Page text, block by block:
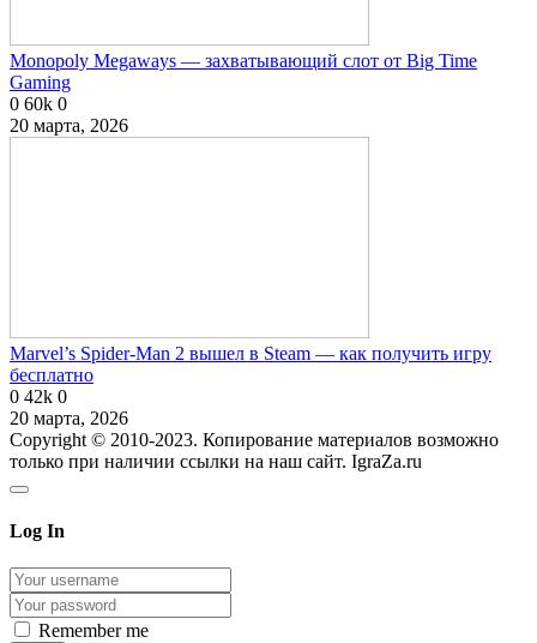
Monopoly Megaways — захватывающий слот от Big Time
Gaming
0 60k 0
20 марта, 2026
Marvel’s Spider-Man 2 вышел в Steam — как получить игру
бесплатно
0 42k 0
20 марта, 2026
Copyright © 2010-2023. Копирование материалов возможно
только при наличии ссылки на наш сайт. IgraZa.ru
Log In
Remember me